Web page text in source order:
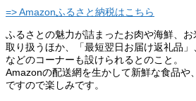
=> Amazonふるさと納税はこちら
ふるさとの魅力が詰まったお肉や海鮮、
取り扱うほか、「最短翌日お届け返礼品」
などのコーナーも設けられるとのこと。
Amazonの配送網を生かして新鮮な食品や
ですので楽しみです。